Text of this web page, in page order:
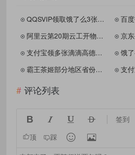
QQSVIP领取饿了么3张5亓爆红包活动
阿里云第20期云工开物高校激励学生免费领服务器
支付宝领多张滴滴高德打车券
霸王茶姬部分地区省份一送一券活动合集
评论列表
    签到
顶 踩  